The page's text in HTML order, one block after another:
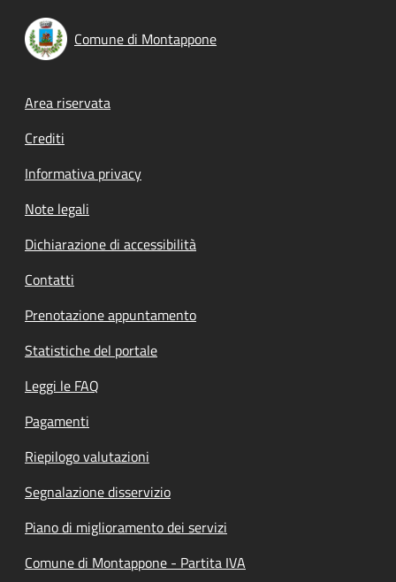
Comune di Montappone
Footer menu
Area riservata
Crediti
Informativa privacy
Note legali
Dichiarazione di accessibilità
Contatti
Prenotazione appuntamento
Statistiche del portale
Leggi le FAQ
Pagamenti
Riepilogo valutazioni
Segnalazione disservizio
Piano di miglioramento dei servizi
Comune di Montappone - Partita IVA